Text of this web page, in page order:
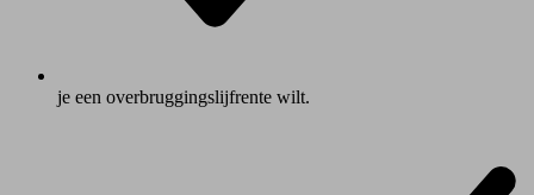
je een overbruggingslijfrente wilt.